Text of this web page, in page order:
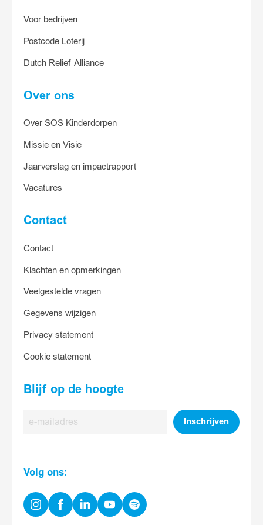
Voor bedrijven
Postcode Loterij
Dutch Relief Alliance
Over ons
Over SOS Kinderdorpen
Missie en Visie
Jaarverslag en impactrapport
Vacatures
Contact
Contact
Klachten en opmerkingen
Veelgestelde vragen
Gegevens wijzigen
Privacy statement
Cookie statement
Blijf op de hoogte
E-
Inschrijven
Volg ons:
InstagramFacebookLinkedinYoutubeSpotify